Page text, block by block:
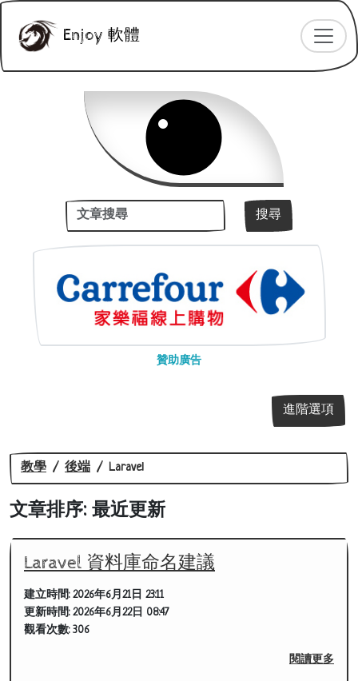
Enjoy 軟體
關鍵字
搜尋
贊助廣告
進階選項
教學 後端 Laravel
文章排序: 最近更新
Laravel 資料庫命名建議
建立時間: 2026年6月21日 23:11
更新時間: 2026年6月22日 08:47
觀看次數: 306
閱讀更多